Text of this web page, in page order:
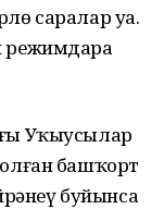
саралар уҙа.
Уҡыусылар
башҡорт
буйынса